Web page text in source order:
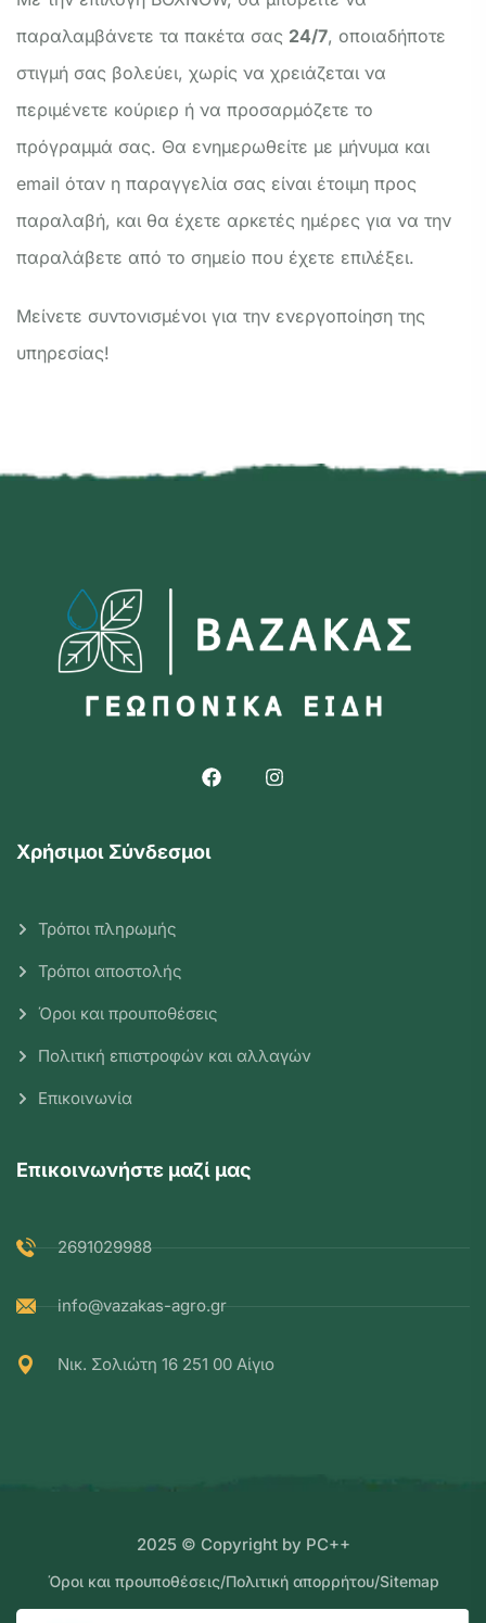
παραλαμβάνετε τα πακέτα σας 24/7, οποιαδήποτε
στιγμή σας βολεύει, χωρίς να χρειάζεται να
περιμένετε κούριερ ή να προσαρμόζετε το
πρόγραμμά σας. Θα ενημερωθείτε με μήνυμα και
email όταν η παραγγελία σας είναι έτοιμη προς
παραλαβή, και θα έχετε αρκετές ημέρες για να την
παραλάβετε από το σημείο που έχετε επιλέξει.
Μείνετε συντονισμένοι για την ενεργοποίηση της
υπηρεσίας!
Χρήσιμοι Σύνδεσμοι
Τρόποι πληρωμής
Τρόποι αποστολής
Όροι και προυποθέσεις
Πολιτική επιστροφών και αλλαγών
Επικοινωνία
Επικοινωνήστε μαζί μας
2691029988
info@vazakas-agro.gr
Νικ. Σολιώτη 16 251 00 Αίγιο
2025 © Copyright by PC++
Όροι και προυποθέσεις/Πολιτική απορρήτου/Sitemap